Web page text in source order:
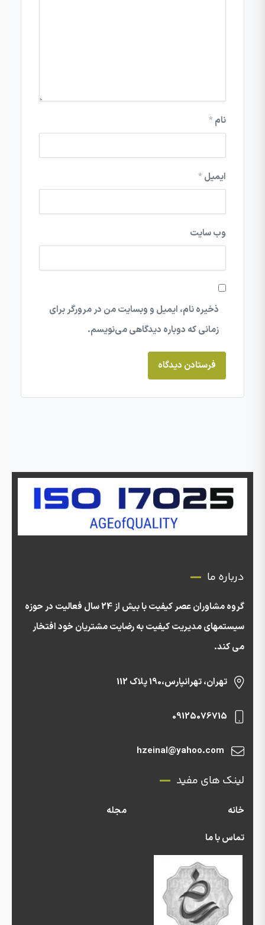
نام*
ایمیل*
وب‌ سایت
ذخیره نام، ایمیل و وبسایت من در مرورگر برای
زمانی که دوباره دیدگاهی می‌نویسم.
درباره ما
گروه مشاوران عصر کیفیت با بیش از 24 سال فعالیت در حوزه
سیستمهای مدیریت کیفیت به رضایت مشتریان خود افتخار
می کند.
تهران، تهرانپارس،190 پلاک 112
09125076715
hzeinal@yahoo.com
لینک های مفید
خانه
مجله
تماس با ما